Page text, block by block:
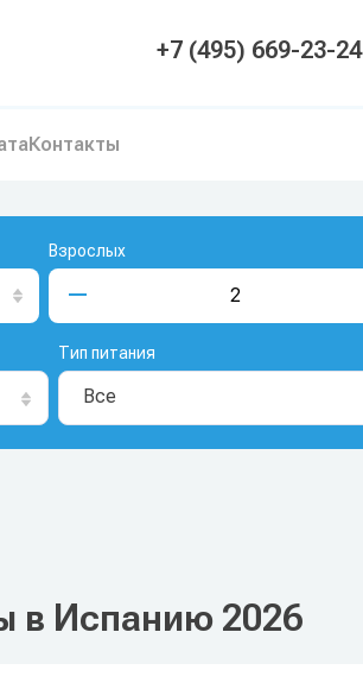
+7 (495) 669-23-24
Контакты
Взрослых
Тип питания
Все
в Испанию 2026